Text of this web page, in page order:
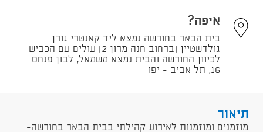
איפה?
בית הבאר בחורשה נמצא ליד קאנטרי גורן
גולדשטיין (ברחוב חנה מרון 2) עולים עם הכביש
לכיוון החורשה והבית נמצא משמאל, לבון פנחס
16, תל אביב - יפו
תיאור
מוזמנים ומוזמנות לאירוע קהילתי בבית הבאר בחורשה-